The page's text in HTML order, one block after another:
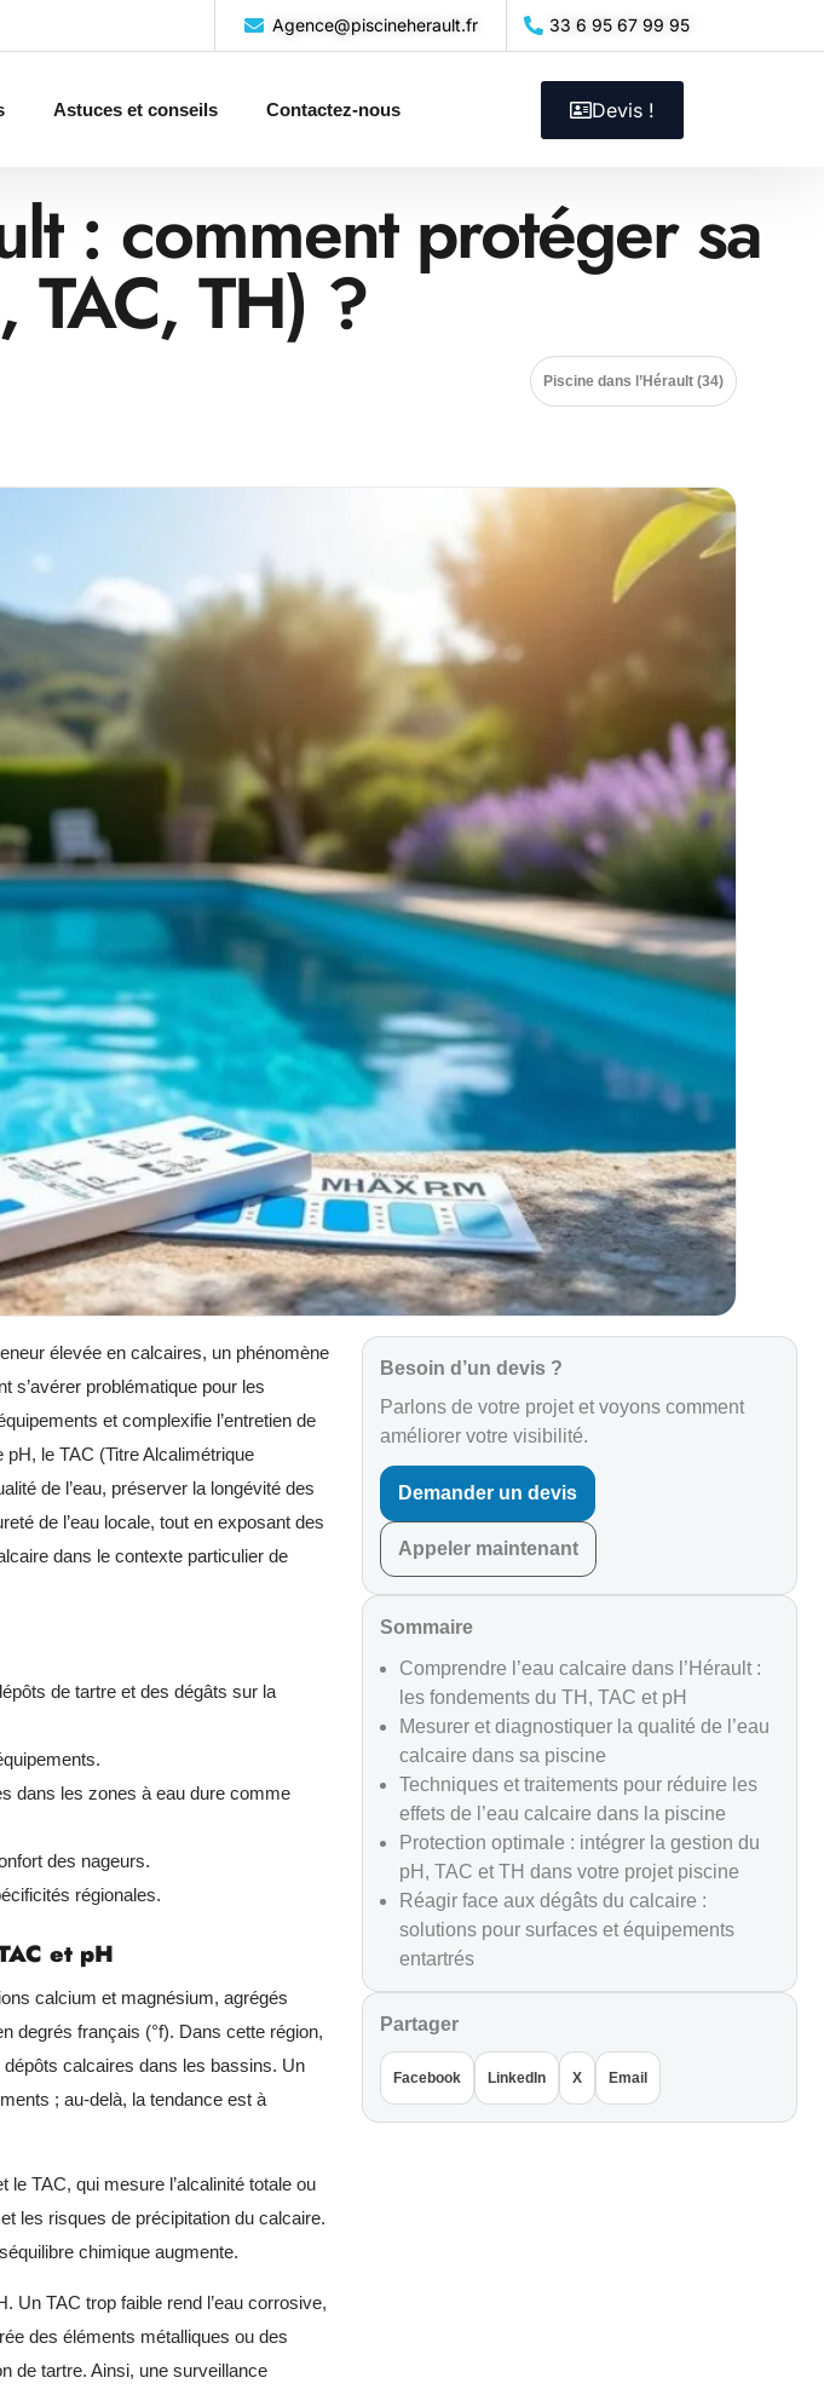
Agence@piscineherault.fr 33 6 95 67 99 95
Astuces et conseils Contactez-nous Devis !
: comment protéger sa
TAC, TH) ?
Piscine dans l’Hérault (34)
élevée en calcaires, un phénomène
s’avérer problématique pour les
et complexifie l’entretien de
le TAC (Titre Alcalimétrique
de l’eau, préserver la longévité des
de l’eau locale, tout en exposant des
dans le contexte particulier de
de tartre et des dégâts sur la
dans les zones à eau dure comme
des nageurs.
régionales.
et pH
calcium et magnésium, agrégés
degrés français (°f). Dans cette région,
dépôts calcaires dans les bassins. Un
; au-delà, la tendance est à
le TAC, qui mesure l’alcalinité totale ou
les risques de précipitation du calcaire.
chimique augmente.
Un TAC trop faible rend l’eau corrosive,
des éléments métalliques ou des
de tartre. Ainsi, une surveillance
Besoin d’un devis ?
Parlons de votre projet et voyons comment
améliorer votre visibilité.
Demander un devis
Appeler maintenant
Sommaire
Comprendre l’eau calcaire dans l’Hérault :
les fondements du TH, TAC et pH
Mesurer et diagnostiquer la qualité de l’eau
calcaire dans sa piscine
Techniques et traitements pour réduire les
effets de l’eau calcaire dans la piscine
Protection optimale : intégrer la gestion du
pH, TAC et TH dans votre projet piscine
Réagir face aux dégâts du calcaire :
solutions pour surfaces et équipements
entartrés
Partager
Facebook LinkedIn X Email